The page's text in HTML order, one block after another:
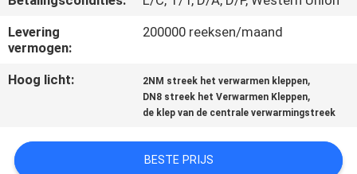
EEN
CITAAT
PRIVACY
Levering
vermogen:
200000 reeksen/maand
Hoog licht: 2NM streek het verwarmen kleppen,
DN8 streek het Verwarmen Kleppen,
de klep van de centrale verwarmingstreek
BESTE PRIJS